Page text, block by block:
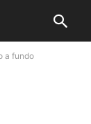
a fundo